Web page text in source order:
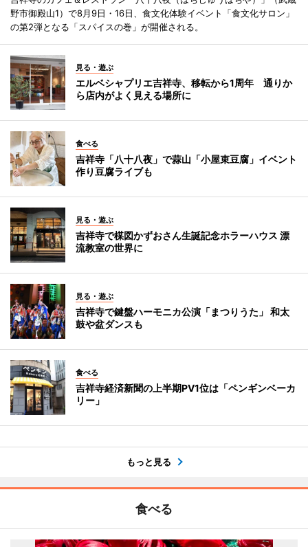
野市御殿山1）で8月9日・16日、食文化体験イベント「食文化サロン」
の第2弾となる「スパイスの巻」が開催される。
見る・遊ぶ
エルベシャプリエ吉祥寺、移転から1周年 通りか
ら店内がよく見える場所に
食べる
吉祥寺「八十八夜」で蒜山「小屋束豆腐」イベント
作り豆腐ライブも
見る・遊ぶ
吉祥寺で楳図かずおさん生誕記念ホラーハウス 漂
流教室の世界に
見る・遊ぶ
吉祥寺で鍵盤ハーモニカ公演「まつりうた」 和太
鼓や盆ダンスも
食べる
吉祥寺経済新聞の上半期PV1位は「ペンギンベーカ
リー」
もっと見る
食べる